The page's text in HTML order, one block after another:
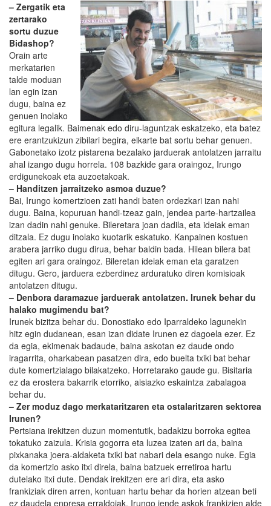
– Zergatik eta
zertarako
sortu duzue
Bidashop?
Orain arte
merkatarien
talde moduan
lan egin izan
dugu, baina ez
genuen inolako
egitura legalik. Baimenak edo diru-laguntzak eskatzeko, eta batez
ere erantzukizun zibilari begira, elkarte bat sortu behar genuen.
Gabonetako izotz pistarena bezalako jarduerak antolatzen jarraitu
ahal izango dugu horrela. 108 bazkide gara oraingoz, Irungo
erdigunekoak eta auzoetakoak.
– Handitzen jarraitzeko asmoa duzue?
Bai, Irungo komertzioen zati handi baten ordezkari izan nahi
dugu. Baina, kopuruan handi-tzeaz gain, jendea parte-hartzailea
izan dadin nahi genuke. Bileretara joan dadila, eta ideiak eman
ditzala. Ez dugu inolako kuotarik eskatuko. Kanpainen kostuen
arabera jarriko dugu dirua, behar baldin bada. Hilean bilera bat
egiten ari gara oraingoz. Bileretan ideiak eman eta garatzen
ditugu. Gero, jarduera ezberdinez arduratuko diren komisioak
antolatzen ditugu.
– Denbora daramazue jarduerak antolatzen. Irunek behar du
halako mugimendu bat?
Irunek bizitza behar du. Donostiako edo Iparraldeko lagunekin
hitz egin dudanean, esan izan didate Irunen ez dagoela ezer. Ez
da egia, ekimenak badaude, baina askotan ez daude ondo
iragarrita, oharkabean pasatzen dira, edo buelta txiki bat behar
dute komertzialago bilakatzeko. Horretarako gaude gu. Bisitaria
ez da erostera bakarrik etorriko, aisiazko eskaintza zabalagoa
behar du.
– Zer moduz dago merkataritzaren eta ostalaritzaren sektorea
Irunen?
Pertsiana irekitzen duzun momentutik, badakizu borroka egitea
tokatuko zaizula. Krisia gogorra eta luzea izaten ari da, baina
pixkanaka joera-aldaketa txiki bat nabari dela esango nuke. Egia
da komertzio asko itxi direla, baina batzuek erretiroa hartu
dutelako itxi dute. Dendak irekitzen ere ari dira, eta asko
frankiziak diren arren, kontuan hartu behar da horien atzean beti
ez daudela enpresa erraldoiak. Irungo jende askok frankizien alde